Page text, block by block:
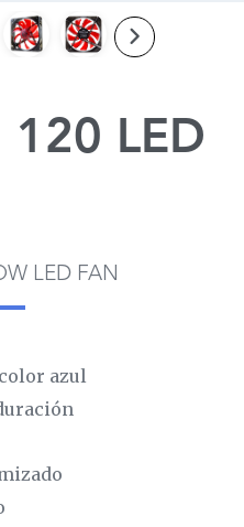
120 LED
LED FAN
azul